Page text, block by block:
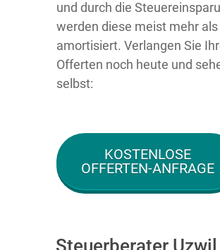
und durch die
werden diese meist mehr als
amortisiert. Verlangen Sie
Offerten noch heute und
selbst:
KOSTENLOSE
OFFERTEN-ANFRAGE
Steuerberater Uzwil